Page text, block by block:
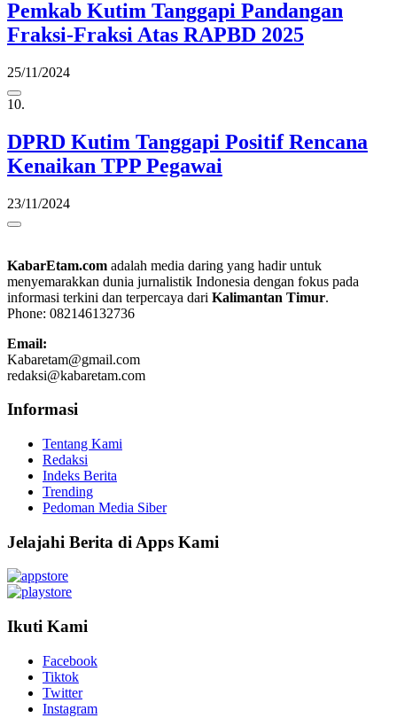
Pemkab Kutim Tanggapi Pandangan
Fraksi-Fraksi Atas RAPBD 2025
25/11/2024
10.
DPRD Kutim Tanggapi Positif Rencana
Kenaikan TPP Pegawai
23/11/2024
KabarEtam.com adalah media daring yang hadir untuk
menyemarakkan dunia jurnalistik Indonesia dengan fokus pada
informasi terkini dan terpercaya dari Kalimantan Timur.
Phone: 082146132736
Email:
Kabaretam@gmail.com
redaksi@kabaretam.com
Informasi
Tentang Kami
Redaksi
Indeks Berita
Trending
Pedoman Media Siber
Jelajahi Berita di Apps Kami
Ikuti Kami
Facebook
Tiktok
Twitter
Instagram